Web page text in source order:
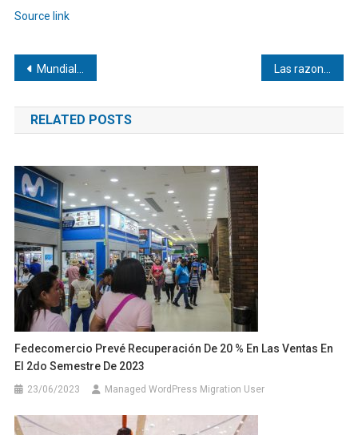
Source link
Navegación
de
entradas
Mundial: Partidazos definen el futuro de Portugal, Colombia e Inglaterra Las razones detrás de la renuncia del primer ministro británico Keir Starmer
RELATED POSTS
Fedecomercio Prevé Recuperación De 20 % En Las Ventas En
El 2do Semestre De 2023
23/06/2023 Managed WordPress Migration User